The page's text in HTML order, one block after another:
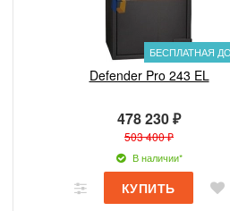
БЕСПЛАТНАЯ
Defender Pro 243 EL
478 230 ₽
503 400 ₽
В наличии*